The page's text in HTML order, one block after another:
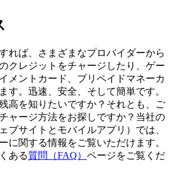
れば、さまざまなプロバイダーから
クレジットをチャージしたり、ゲー
メントカード、プリペイドマネーカ
す。迅速、安全、そして簡単です。
高を知りたいですか？それとも、ご
ャージ方法をお探しですか？当社の
ブサイトとモバイルアプリ）では、
に関する情報をご覧いただけます。
ある質問（FAQ） ページをご覧くだ